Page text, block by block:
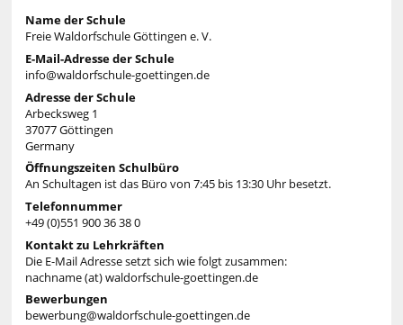
Name der Schule
Freie Waldorfschule Göttingen e. V.
E-Mail-Adresse der Schule
info@waldorfschule-goettingen.de
Adresse der Schule
Arbecksweg 1
37077 Göttingen
Germany
Öffnungszeiten Schulbüro
An Schultagen ist das Büro von 7:45 bis 13:30 Uhr besetzt.
Telefonnummer
+49 (0)551 900 36 38 0
Kontakt zu Lehrkräften
Die E-Mail Adresse setzt sich wie folgt zusammen:
nachname (at) waldorfschule-goettingen.de
Bewerbungen
bewerbung@waldorfschule-goettingen.de